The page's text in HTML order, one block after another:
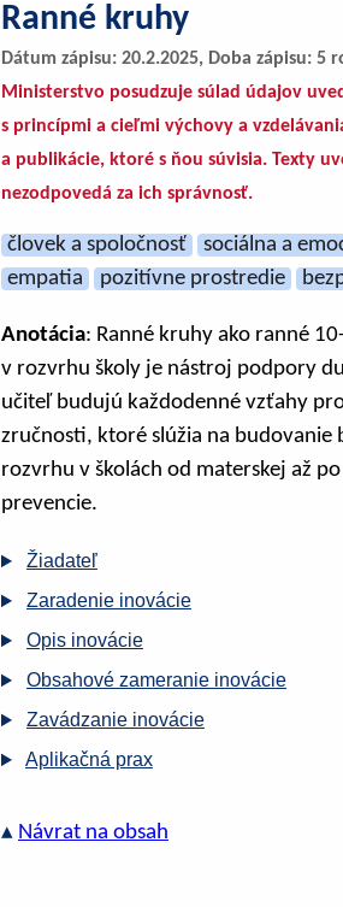
Ranné kruhy
Dátum zápisu: 20.2.2025, Doba zápisu: 5
Ministerstvo posudzuje súlad údajov
s princípmi a cieľmi výchovy a
a publikácie, ktoré s ňou súvisia. Texty
nezodpovedá za ich správnosť.
človek a spoločnosť sociálna a
empatia
pozitívne prostredie
Anotácia: Ranné kruhy ako ranné
v rozvrhu školy je nástroj podpory
učiteľ budujú každodenné vzťahy
zručnosti, ktoré slúžia na budovanie
rozvrhu v školách od materskej až
prevencie.
Žiadateľ
Zaradenie inovácie
Opis inovácie
Obsahové zameranie inovácie
Zavádzanie inovácie
Aplikačná prax
▴ Návrat na obsah